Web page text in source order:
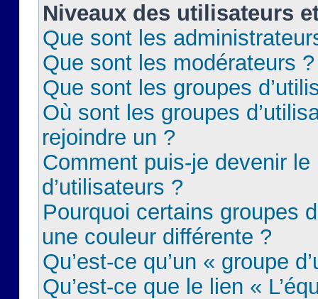
Niveaux des utilisateurs
Que sont les
Que sont les modérateurs ?
Que sont les groupes
Où sont les groupes
rejoindre un ?
Comment puis-je devenir le
d’utilisateurs ?
Pourquoi certains groupes
une couleur différente ?
Qu’est-ce qu’un « groupe
Qu’est-ce que le lien «